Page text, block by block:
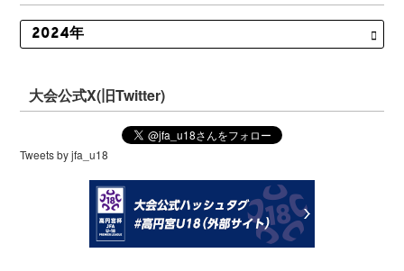
大会公式X(旧Twitter)
Tweets by jfa_u18